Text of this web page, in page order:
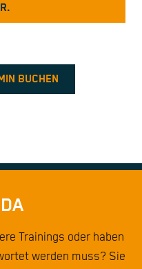
BUCHEN
Trainings oder haben
werden muss? Sie